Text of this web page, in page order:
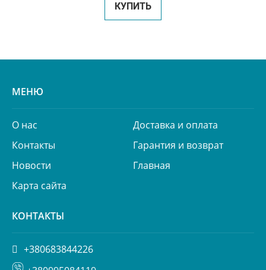
КУПИТЬ
МЕНЮ
О нас
Доставка и оплата
Контакты
Гарантия и возврат
Новости
Главная
Карта сайта
КОНТАКТЫ
+380683844226